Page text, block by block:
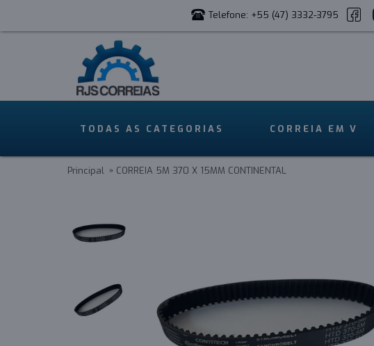
Telefone: +55 (47) 3332-3795
TODAS AS CATEGORIAS CORREIA EM V
Principal CORREIA 5M 370 X 15MM CONTINENTAL